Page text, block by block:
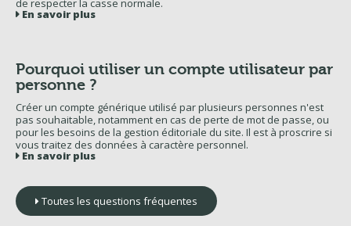
de respecter la casse normale.
En savoir plus
Pourquoi utiliser un compte utilisateur par
personne ?
Créer un compte générique utilisé par plusieurs personnes n'est
pas souhaitable, notamment en cas de perte de mot de passe, ou
pour les besoins de la gestion éditoriale du site. Il est à proscrire si
vous traitez des données à caractère personnel.
En savoir plus
Toutes les questions fréquentes